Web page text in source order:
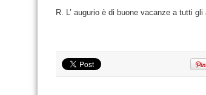
R. L’ augurio è di buone vacanze a tutti